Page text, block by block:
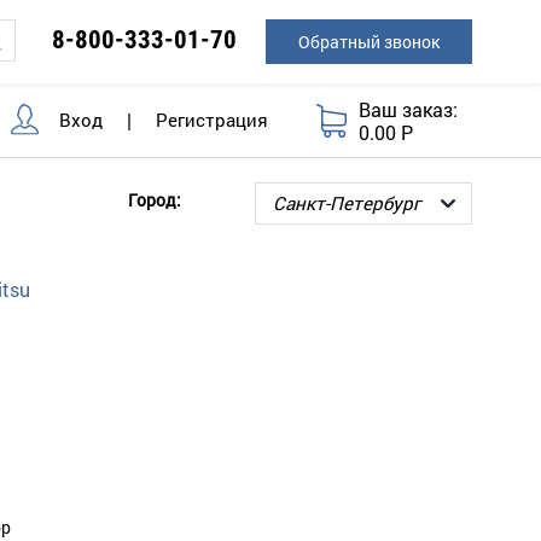
8-800-333-01-70 Обратный звонок
Вход | Регистрация
Ваш заказ:
0.00 Р
Город: